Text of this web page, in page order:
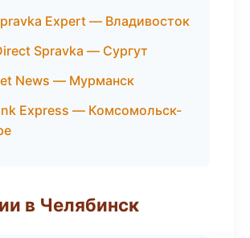
Expert — Владивосток
Spravka — Сургут
News — Мурманск
Express — Комсомольск-
в Челябинск